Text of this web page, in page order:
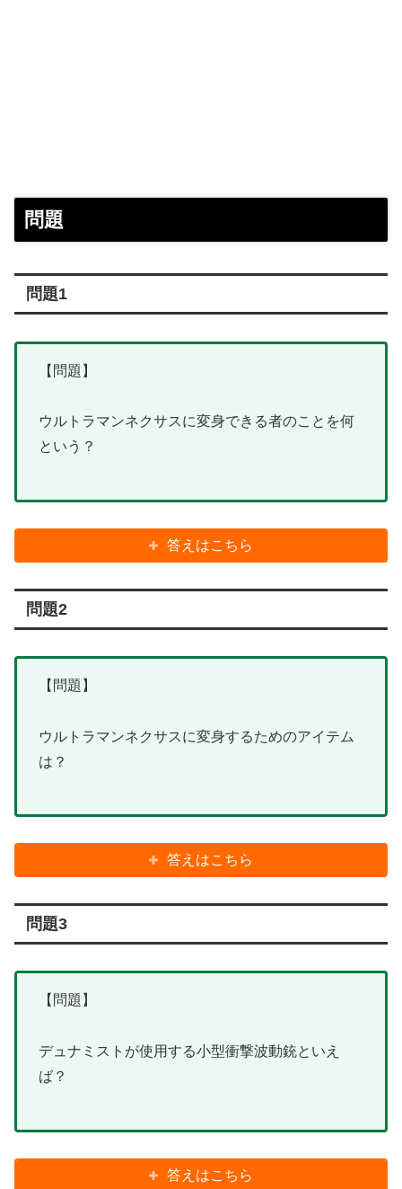
問題
問題1
【問題】
ウルトラマンネクサスに変身できる者のことを何
という？
答えはこちら
問題2
【問題】
ウルトラマンネクサスに変身するためのアイテム
は？
答えはこちら
問題3
【問題】
デュナミストが使用する小型衝撃波動銃といえ
ば？
答えはこちら